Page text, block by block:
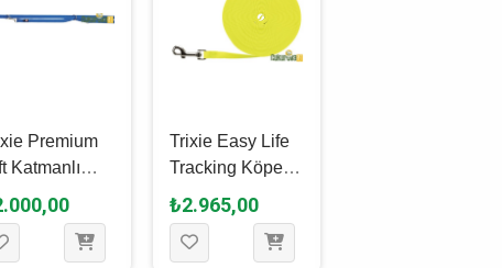
Premium
Katmanlı
Gezdirme
M - L,
Trixie Easy Life
Tracking Köpek
Gezdirme Kayışı
S - M, Neon
Sarısı, 10 M - 13
₺2.965,00